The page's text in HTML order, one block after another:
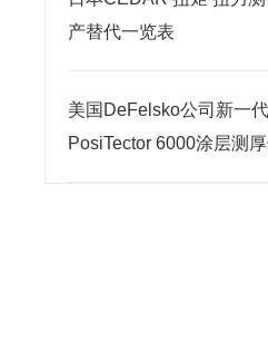
产替代一览表
美国DeFelsko公司新一代
PosiTector 6000涂层测